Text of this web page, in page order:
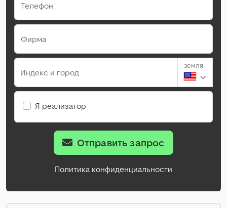
Телефон
Фирма
Индекс и город
земля
Я реализатор
Отправить запрос
Политика конфиденциальности